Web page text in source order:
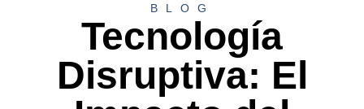
BLOG
Tecnología
Disruptiva: El